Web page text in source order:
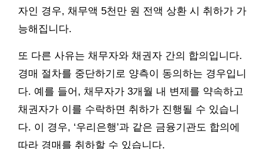
자인 경우, 채무액 5천만 원 전액 상환 시 취하가 가
능해집니다.
또 다른 사유는 채무자와 채권자 간의 합의입니다.
경매 절차를 중단하기로 양측이 동의하는 경우입니
다. 예를 들어, 채무자가 3개월 내 변제를 약속하고
채권자가 이를 수락하면 취하가 진행될 수 있습니
다. 이 경우, ‘우리은행’과 같은 금융기관도 합의에
따라 경매를 취하할 수 있습니다.